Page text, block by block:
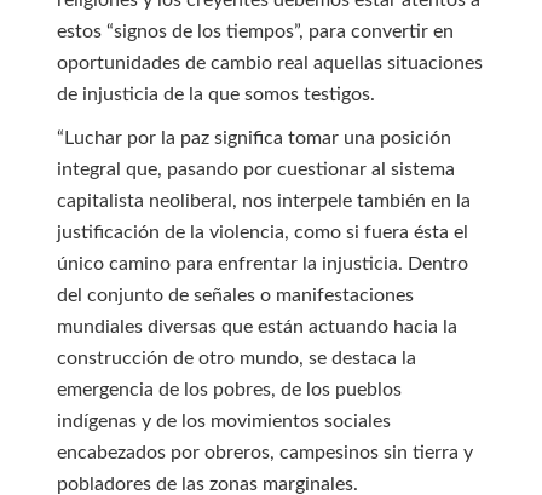
estos “signos de los tiempos”, para convertir en
oportunidades de cambio real aquellas situaciones
de injusticia de la que somos testigos.
“Luchar por la paz significa tomar una posición
integral que, pasando por cuestionar al sistema
capitalista neoliberal, nos interpele también en la
justificación de la violencia, como si fuera ésta el
único camino para enfrentar la injusticia. Dentro
del conjunto de señales o manifestaciones
mundiales diversas que están actuando hacia la
construcción de otro mundo, se destaca la
emergencia de los pobres, de los pueblos
indígenas y de los movimientos sociales
encabezados por obreros, campesinos sin tierra y
pobladores de las zonas marginales.